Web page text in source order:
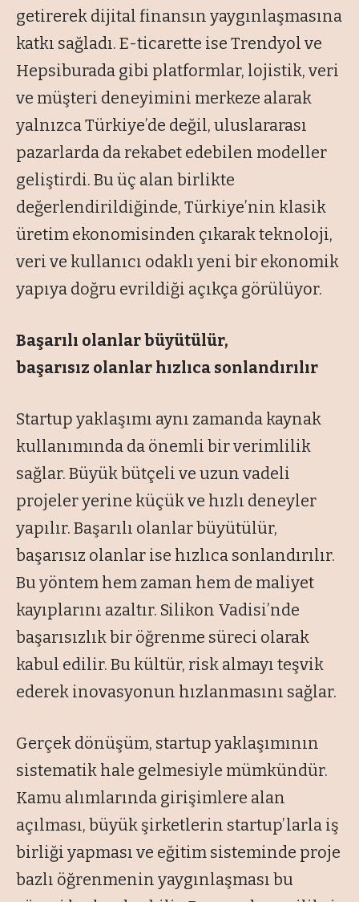
getirerek dijital finansın yaygınlaşmasına
katkı sağladı. E-ticarette ise Trendyol ve
Hepsiburada gibi platformlar, lojistik, veri
ve müşteri deneyimini merkeze alarak
yalnızca Türkiye’de değil, uluslararası
pazarlarda da rekabet edebilen modeller
geliştirdi. Bu üç alan birlikte
değerlendirildiğinde, Türkiye’nin klasik
üretim ekonomisinden çıkarak teknoloji,
veri ve kullanıcı odaklı yeni bir ekonomik
yapıya doğru evrildiği açıkça görülüyor.
Başarılı olanlar büyütülür,
başarısız olanlar hızlıca sonlandırılır
Startup yaklaşımı aynı zamanda kaynak
kullanımında da önemli bir verimlilik
sağlar. Büyük bütçeli ve uzun vadeli
projeler yerine küçük ve hızlı deneyler
yapılır. Başarılı olanlar büyütülür,
başarısız olanlar ise hızlıca sonlandırılır.
Bu yöntem hem zaman hem de maliyet
kayıplarını azaltır. Silikon Vadisi’nde
başarısızlık bir öğrenme süreci olarak
kabul edilir. Bu kültür, risk almayı teşvik
ederek inovasyonun hızlanmasını sağlar.
Gerçek dönüşüm, startup yaklaşımının
sistematik hale gelmesiyle mümkündür.
Kamu alımlarında girişimlere alan
açılması, büyük şirketlerin startup’larla iş
birliği yapması ve eğitim sisteminde proje
bazlı öğrenmenin yaygınlaşması bu